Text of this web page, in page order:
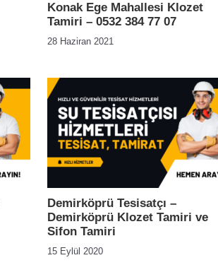
Konak Ege Mahallesi Klozet
Tamiri – 0532 384 77 07
28 Haziran 2021
Demirköprü Tesisatçı –
Demirköprü Klozet Tamiri ve
Sifon Tamiri
15 Eylül 2020